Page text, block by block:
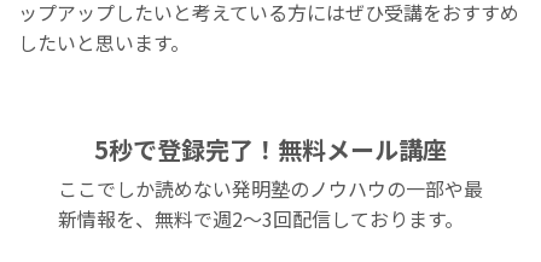
ップアップしたいと考えている方にはぜひ受講をおすすめ
したいと思います。
5秒で登録完了！無料メール講座
ここでしか読めない発明塾のノウハウの一部や最
新情報を、無料で週2〜3回配信しております。